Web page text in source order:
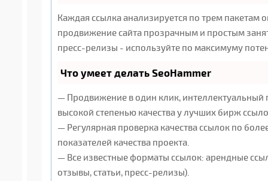
Каждая ссылка анализируется по трем пакетам
продвижение сайта прозрачным и простым
пресс-релизы - используйте по максимуму
Что умеет делать SeoHammer
— Продвижение в один клик, интеллектуальный
высокой степенью качества у лучших бирж
— Регулярная проверка качества ссылок по
показателей качества проекта.
— Все известные форматы ссылок: арендные
отзывы, статьи, пресс-релизы).